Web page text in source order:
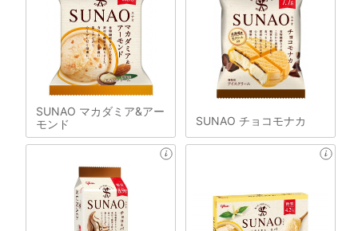
SUNAO マカダミア&アー
モンド
SUNAO チョコモナカ